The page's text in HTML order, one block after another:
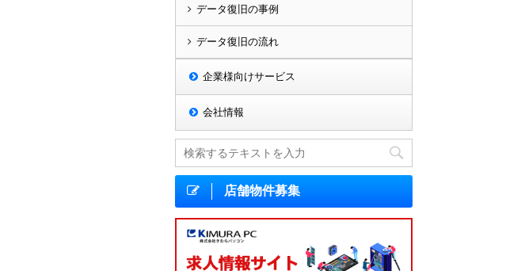
データ復旧の事例
データ復旧の流れ
企業様向けサービス
会社情報
店舗物件募集